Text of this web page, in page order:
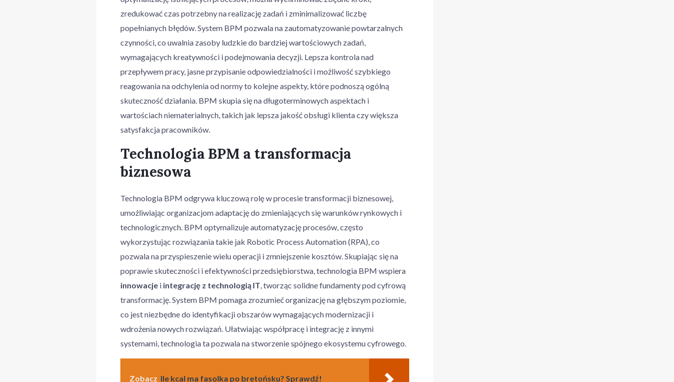
zredukować czas potrzebny na realizację zadań i zminimalizować liczbę
popełnianych błędów. System BPM pozwala na zautomatyzowanie powtarzalnych
czynności, co uwalnia zasoby ludzkie do bardziej wartościowych zadań,
wymagających kreatywności i podejmowania decyzji. Lepsza kontrola nad
przepływem pracy, jasne przypisanie odpowiedzialności i możliwość szybkiego
reagowania na odchylenia od normy to kolejne aspekty, które podnoszą ogólną
skuteczność działania. BPM skupia się na długoterminowych aspektach i
wartościach niematerialnych, takich jak lepsza jakość obsługi klienta czy większa
satysfakcja pracowników.
Technologia BPM a transformacja
biznesowa
Technologia BPM odgrywa kluczową rolę w procesie transformacji biznesowej,
umożliwiając organizacjom adaptację do zmieniających się warunków rynkowych i
technologicznych. BPM optymalizuje automatyzację procesów, często
wykorzystując rozwiązania takie jak Robotic Process Automation (RPA), co
pozwala na przyspieszenie wielu operacji i zmniejszenie kosztów. Skupiając się na
poprawie skuteczności i efektywności przedsiębiorstwa, technologia BPM wspiera
innowacje i integrację z technologią IT, tworząc solidne fundamenty pod cyfrową
transformację. System BPM pomaga zrozumieć organizację na głębszym poziomie,
co jest niezbędne do identyfikacji obszarów wymagających modernizacji i
wdrożenia nowych rozwiązań. Ułatwiając współpracę i integrację z innymi
systemami, technologia ta pozwala na stworzenie spójnego ekosystemu cyfrowego.
Zobacz Ile kcal ma fasolka po bretońsku? Sprawdź!